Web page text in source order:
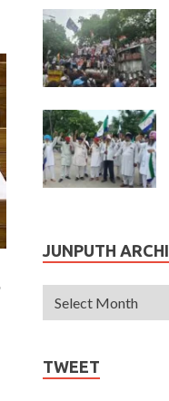
JUNPUTH
TWEET